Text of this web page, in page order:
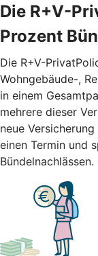
Die R+V-
Prozent
Die R+V-
Wohngebäude-,
in einem
mehrere dieser
neue
einen Termin und
Bündelnachlässen.